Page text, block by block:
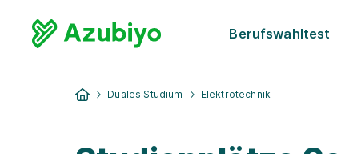
Berufswahltest
Duales Studium Elektrotechnik